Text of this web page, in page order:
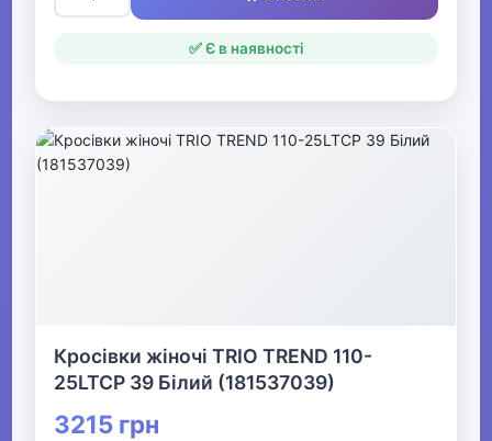
✅ Є в наявності
Кросівки жіночі TRIO TREND 110-
25LTCP 39 Білий (181537039)
3215 грн